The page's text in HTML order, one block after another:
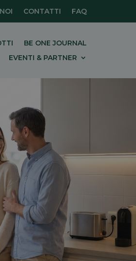
CONTATTI FAQ
BE ONE JOURNAL
EVENTI & PARTNER